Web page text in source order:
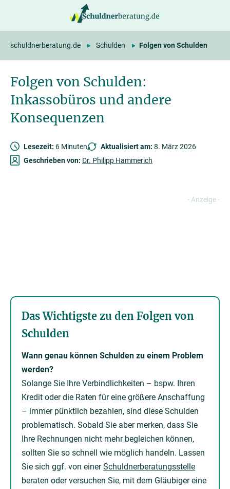
Folgen von Schulden:
Inkassobüros und andere
Konsequenzen
schuldnerberatung.de Schulden Folgen von Schulden
Lesezeit: 6 Minuten Aktualisiert am: 8. März 2026
Geschrieben von: Dr. Philipp Hammerich
Das Wichtigste zu den Folgen von
Schulden
Wann genau können Schulden zu einem Problem
werden?
Solange Sie Ihre Verbindlichkeiten – bspw. Ihren
Kredit oder die Raten für eine größere Anschaffung
– immer pünktlich bezahlen, sind diese Schulden
problematisch. Sobald Sie aber merken, dass Sie
Ihre Rechnungen nicht mehr begleichen können,
sollten Sie so schnell wie möglich handeln. Lassen
Sie sich ggf. von einerSchuldnerberatungsstelle
beraten oder versuchen Sie, mit dem Gläubiger eine